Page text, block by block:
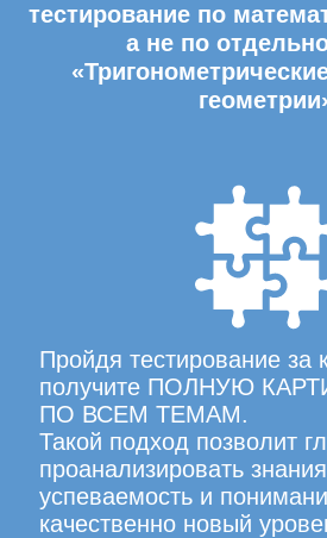
тестирование по
а не по
Пройдя тестирование за
получите ПОЛНУЮ
ПО ВСЕМ ТЕМАМ.
Такой подход позволит
проанализировать
успеваемость и
качественно новый